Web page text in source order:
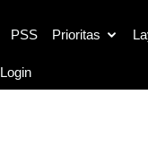
PSS Prioritas
Login